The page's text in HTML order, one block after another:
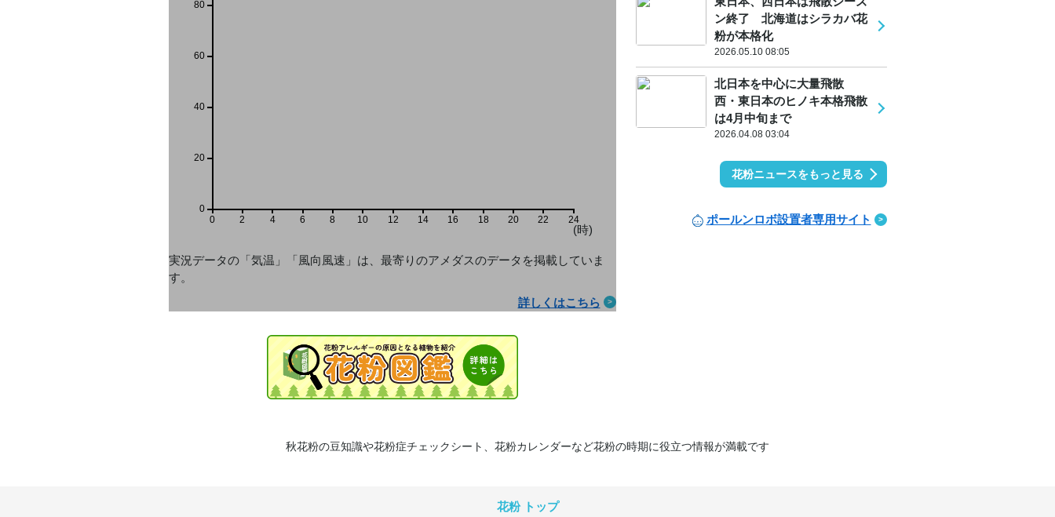
0 2 4 6 8 10 12 14 16 18 20 22 24
(時)
0
20
40
60
80
実況データの「気温」「風向風速」は、最寄りのアメダスのデータを掲載していま
す。
詳しくはこちら
ン終了 北海道はシラカバ花
粉が本格化
2026.05.10 08:05
北日本を中心に大量飛散
西・東日本のヒノキ本格飛散
は4月中旬まで
2026.04.08 03:04
花粉ニュースをもっと見る
ポールンロボ設置者専用サイト
秋花粉の豆知識や花粉症チェックシート、花粉カレンダーなど花粉の時期に役立つ情報が満載です
花粉 トップ